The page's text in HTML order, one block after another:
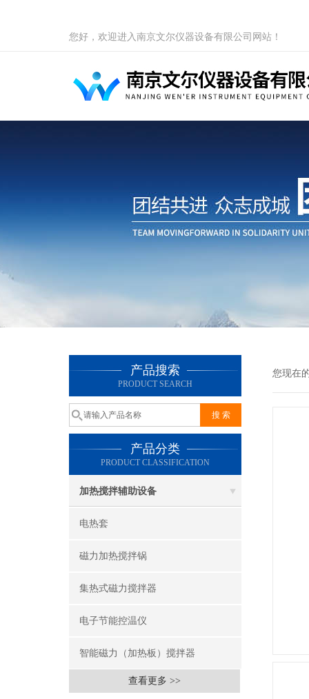
您好，欢迎进入南京文尔仪器设备有限公司网站！
产品搜索
PRODUCT SEARCH
产品分类
PRODUCT CLASSIFICATION
加热搅拌辅助设备
电热套
磁力加热搅拌锅
集热式磁力搅拌器
电子节能控温仪
智能磁力（加热板）搅拌器
查看更多 >>
您现在